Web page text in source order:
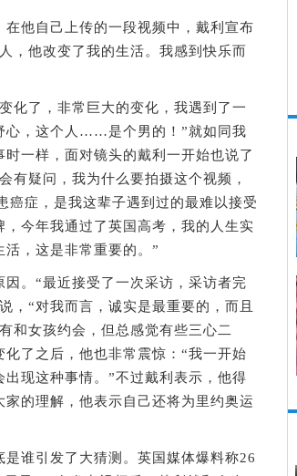
他自己上传的一段视频中，戴利宣布
，他改变了我的生活。我感到快乐而
了，非常巨大的变化，我遇到了一
心，这个人……是个男的！”就如同我
一样，面对镜头的戴利一开始也说了
有疑问，我为什么要拍摄这个视频，
癌症，是我这辈子遇到过的最难以接受
今年我通过了英国高考，我的人生实
，这是非常重要的。”
。“最近接受了一次采访，采访者完
，“对我而言，诚实是最重要的，而且
和女孩约会，但总感觉有些三心二
了之后，他也非常震惊：“我一开始
现这种事情。”不过戴利表示，他得
的理解，他表示自己还将为里约奥运
谁引发了大猜测。英国媒体爆料称26